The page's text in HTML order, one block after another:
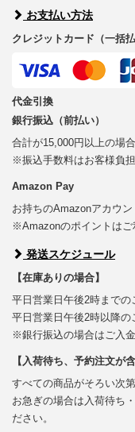
お支払い方法
クレジットカード（一括払
代金引換
銀行振込（前払い）
合計が15,000円以上の場
※振込手数料はお客様負担
Amazon Pay
お持ちのAmazonアカウ
※Amazonのポイントはご
発送スケジュール
【在庫ありの場合】
平日営業日午後2時までの
平日営業日午後2時以降の
※銀行振込の場合はご入
【入荷待ち、予約注文が
すべての商品がそろい次
お急ぎの場合は入荷待ち
ださい。